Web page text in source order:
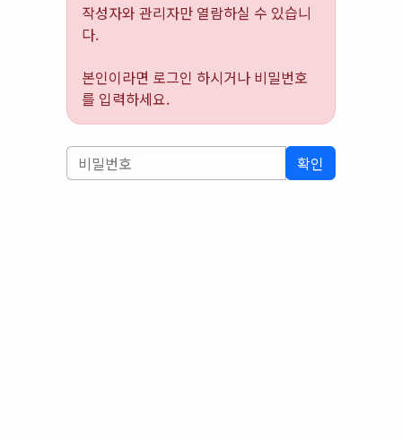
작성자와 관리자만 열람하실 수 있습니
다.
본인이라면 로그인 하시거나 비밀번호
를 입력하세요.
확인